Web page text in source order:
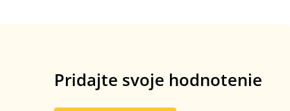
Pridajte svoje hodnotenie